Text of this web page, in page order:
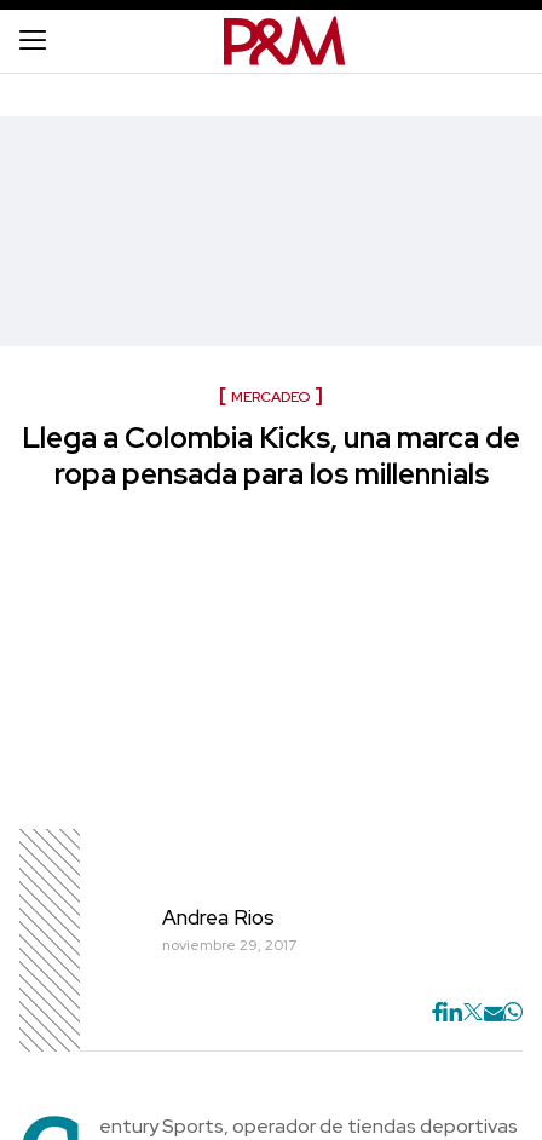
MERCADEO
Llega a Colombia Kicks, una marca de
ropa pensada para los millennials
Andrea Rios
noviembre 29, 2017
entury Sports, operador de tiendas deportivas